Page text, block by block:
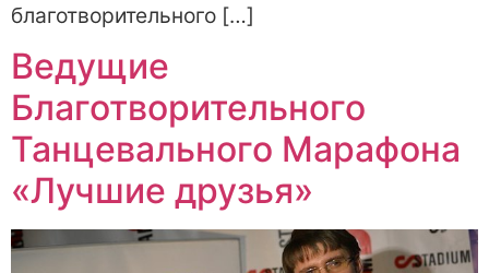
благотворительного […]
Ведущие
Благотворительного
Танцевального Марафона
«Лучшие друзья»